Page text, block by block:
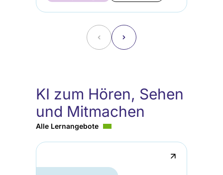
˂ ˃
KI zum Hören, Sehen
und Mitmachen
Alle Lernangebote
↗